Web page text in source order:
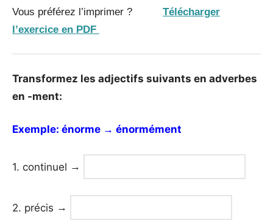
Vous préférez l’imprimer ? Télécharger
l’exercice en PDF
Transformez les adjectifs suivants en adverbes
en -ment:
Exemple: énorme → énormément
1. continuel →
2. précis →